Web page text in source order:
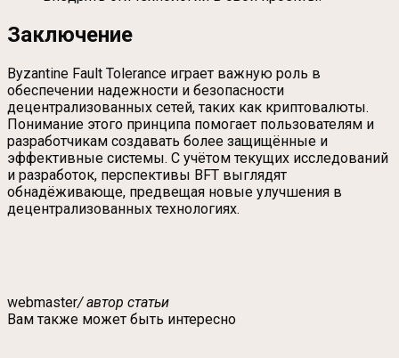
Заключение
Byzantine Fault Tolerance играет важную роль в
обеспечении надежности и безопасности
децентрализованных сетей, таких как криптовалюты.
Понимание этого принципа помогает пользователям и
разработчикам создавать более защищённые и
эффективные системы. С учётом текущих исследований
и разработок, перспективы BFT выглядят
обнадёживающе, предвещая новые улучшения в
децентрализованных технологиях.
webmaster/ автор статьи
Вам также может быть интересно